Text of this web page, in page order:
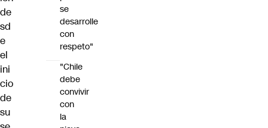
de
sd
e
el
ini
cio
de
su
se
desarrolle
con
respeto"
"Chile
debe
convivir
con
la